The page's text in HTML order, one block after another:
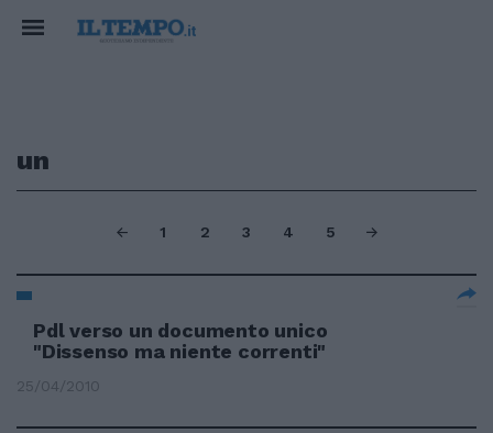
un
1 2 3 4 5
Pdl verso un documento unico
"Dissenso ma niente correnti"
25/04/2010